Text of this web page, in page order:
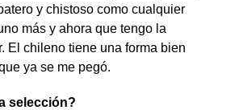
y chistoso como cualquier
más y ahora que tengo la
El chileno tiene una forma bien
ya se me pegó.
selección?